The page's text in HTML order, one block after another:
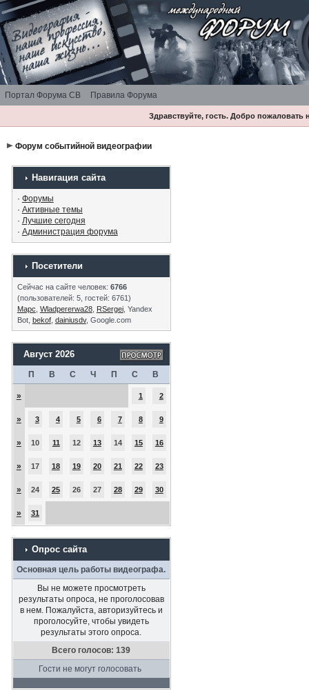
Портал Форума СВ Правила Форума
Здравствуйте, гость. Добро
Форум событийной видеографии
Навигация сайта
· Форумы
· Активные темы
· Лучшие сегодня
· Администрация форума
Посетители
Сейчас на сайте человек: 6766
(пользователей: 5, гостей: 6761)
Марс Wladpererwa28, RSergei, Yandex
Bot, bekof, dainiusdv, Google.com
Август 2026
П В С Ч П С В
» 1 2
» 3 4 5 6 7 8 9
» 10 11 12 13 14 15 16
» 17 18 19 20 21 22 23
» 24 25 26 27 28 29 30
» 31
Опрос сайта
Основная цель работы видеографа.
Вы не можете просмотреть
результаты опроса, не проголосовав
в нем. Пожалуйста, авторизуйтесь и
проголосуйте, чтобы увидеть
результаты этого опроса.
Всего голосов: 139
Гости не могут голосовать